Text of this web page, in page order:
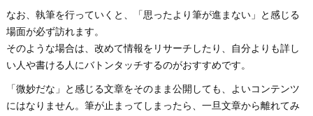
なお、執筆を行っていくと、「思ったより筆が進まない」と感じる
場面が必ず訪れます。
そのような場合は、改めて情報をリサーチしたり、自分よりも詳し
い人や書ける人にバトンタッチするのがおすすめです。
「微妙だな」と感じる文章をそのまま公開しても、よいコンテンツ
にはなりません。筆が止まってしまったら、一旦文章から離れてみ